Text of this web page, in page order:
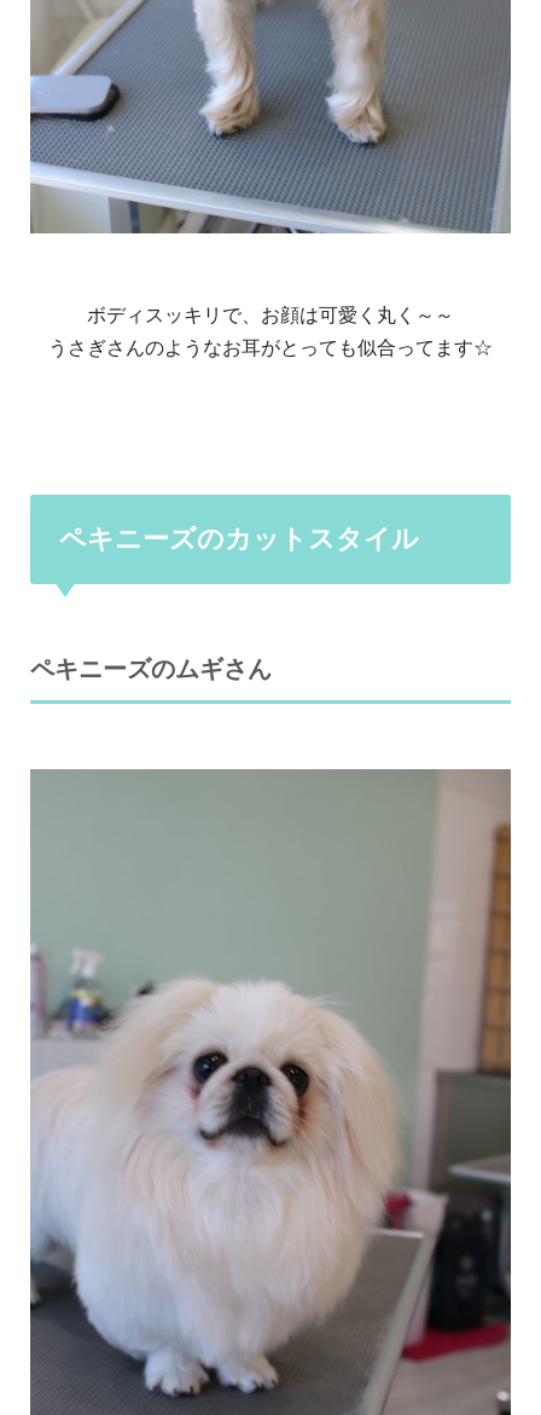
ボディスッキリで、お顔は可愛く丸く～～
うさぎさんのようなお耳がとっても似合ってます☆
ペキニーズのカットスタイル
ペキニーズのムギさん